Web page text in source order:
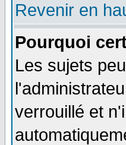
Revenir en
Pourquoi
Les sujets
verrouillé et